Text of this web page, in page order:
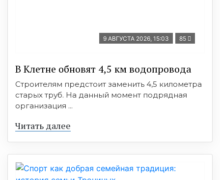
9 АВГУСТА 2026, 15:03 85
В Клетне обновят 4,5 км водопровода
Строителям предстоит заменить 4,5 километра
старых труб. На данный момент подрядная
организация ...
Читать далее